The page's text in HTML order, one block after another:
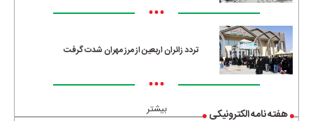
•••
تردد زائران اربعین از مرز مهران شدت گرفت
•••
بیشتر هفته نامه الکترونیکی